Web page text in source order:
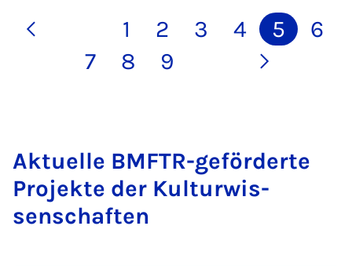
1 2 3 4 5
6
7
8 9
Ak­tuelle BMFTR-ge­förderte
Pro­jekte der Kul­tur­wis­
senschaften